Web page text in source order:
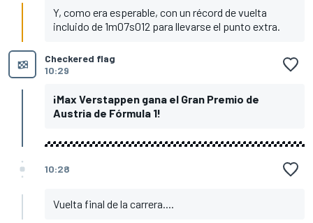
Y, como era esperable, con un récord de vuelta
incluido de 1m07s012 para llevarse el punto extra.
Checkered flag
10:29
¡Max Verstappen gana el Gran Premio de
Austria de Fórmula 1!
10:28
Vuelta final de la carrera....